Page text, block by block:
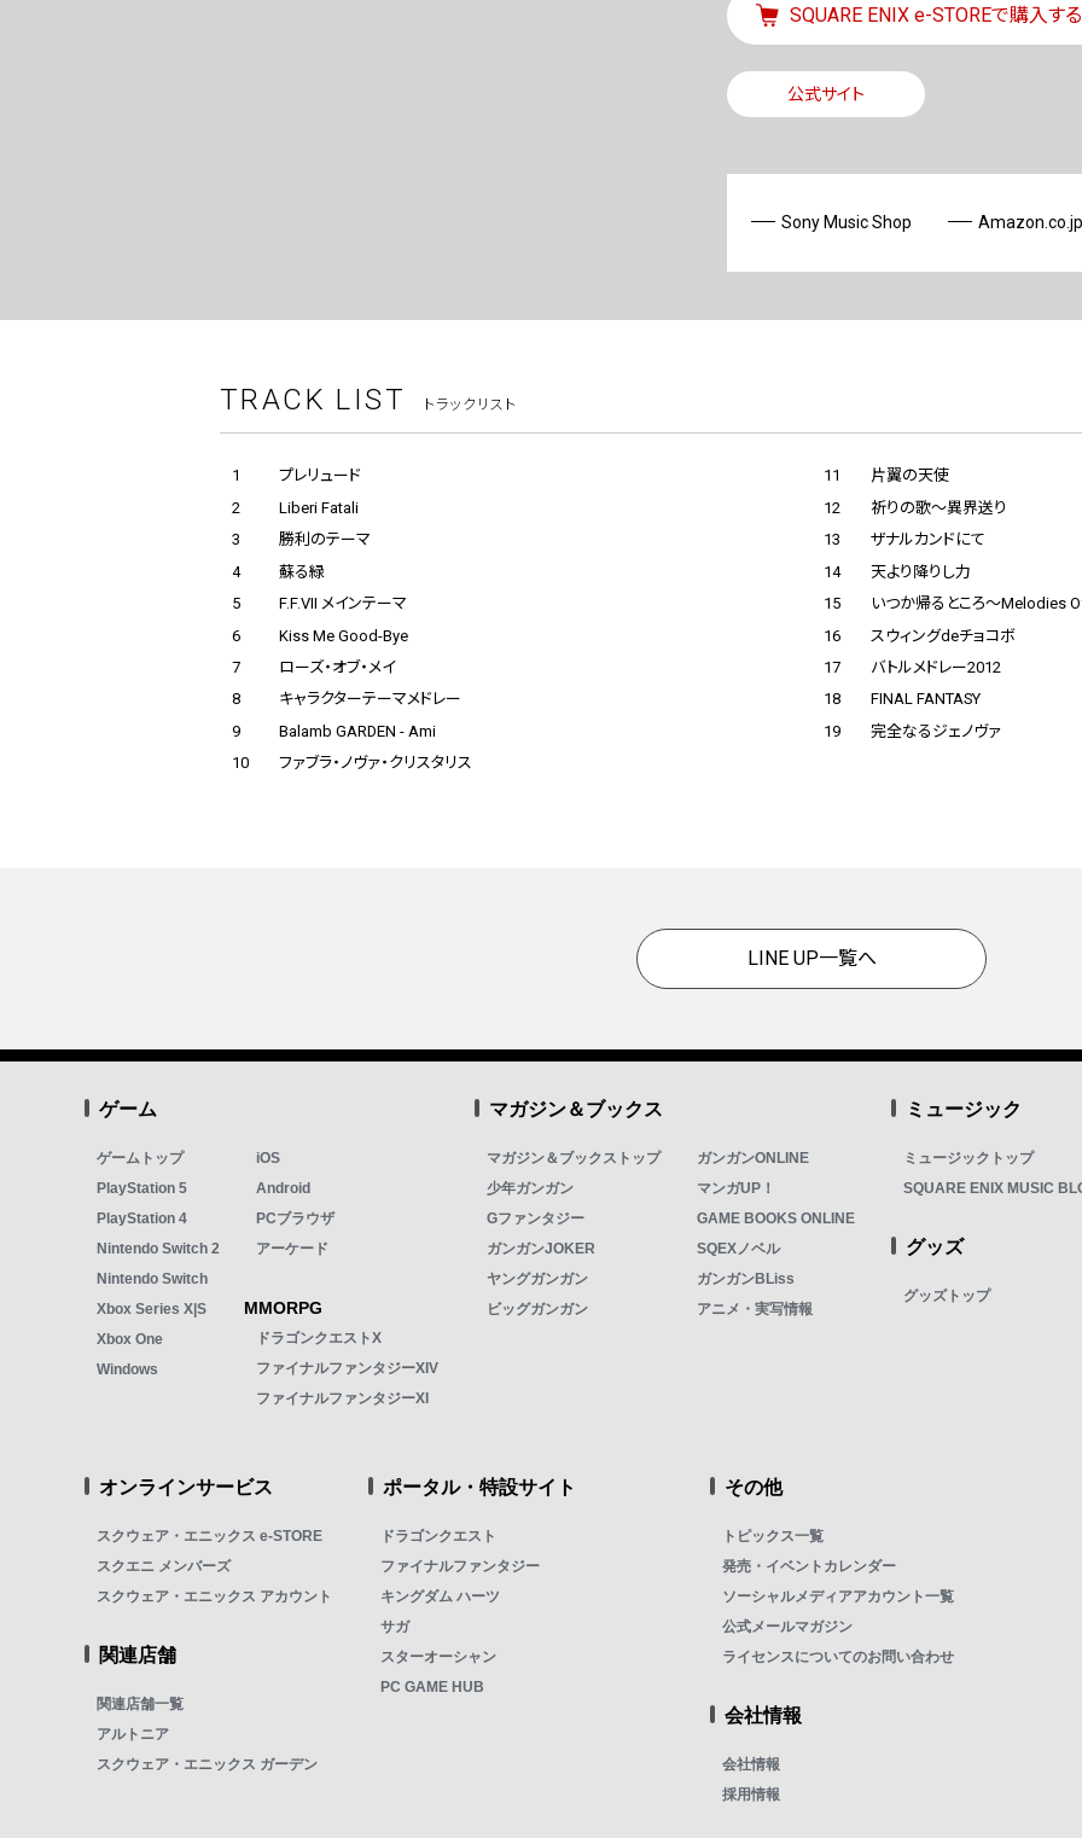
SQUARE ENIX e-STOREで購入する
公式サイト
Sony Music Shop Amazon.co.jp
TRACK LIST トラックリスト
1
プレリュード
2
Liberi Fatali
3
勝利のテーマ
4
蘇る緑
5
F.F.VII メインテーマ
6
Kiss Me Good-Bye
7
ローズ・オブ・メイ
8
キャラクターテーマメドレー
9
Balamb GARDEN - Ami
10
ファブラ・ノヴァ・クリスタリス
11
片翼の天使
12
祈りの歌〜異界送り
13
ザナルカンドにて
14
天より降りし力
15
いつか帰るところ〜Melodies
16
スウィングdeチョコボ
17
バトルメドレー2012
18
FINAL FANTASY
19
完全なるジェノヴァ
LINE UP一覧へ
ゲーム
ゲームトップ
PlayStation 5
PlayStation 4
Nintendo Switch 2
Nintendo Switch
Xbox Series X|S
Xbox One
Windows
iOS
Android
PCブラウザ
アーケード
MMORPG
ドラゴンクエストX
ファイナルファンタジーXIV
ファイナルファンタジーXI
マガジン＆ブックス
マガジン＆ブックストップ
少年ガンガン
Gファンタジー
ガンガンJOKER
ヤングガンガン
ビッグガンガン
ガンガンONLINE
マンガUP！
GAME BOOKS ONLINE
SQEXノベル
ガンガンBLiss
アニメ・実写情報
ミュージック
ミュージックトップ
SQUARE ENIX MUSIC
グッズ
グッズトップ
オンラインサービス
スクウェア・エニックス e-STORE
スクエニ メンバーズ
スクウェア・エニックス アカウント
関連店舗
関連店舗一覧
アルトニア
スクウェア・エニックス ガーデン
ポータル・特設サイト
ドラゴンクエスト
ファイナルファンタジー
キングダム ハーツ
サガ
スターオーシャン
PC GAME HUB
その他
トピックス一覧
発売・イベントカレンダー
ソーシャルメディアアカウント一覧
公式メールマガジン
ライセンスについてのお問い合わせ
会社情報
会社情報
採用情報